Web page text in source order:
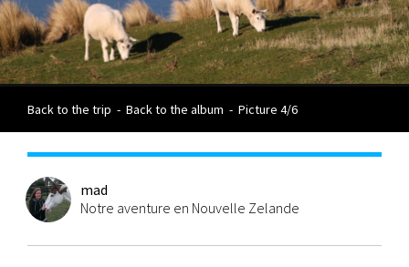
Back to the trip - Back to the album - Picture 4/6
mad
Notre aventure en Nouvelle Zelande